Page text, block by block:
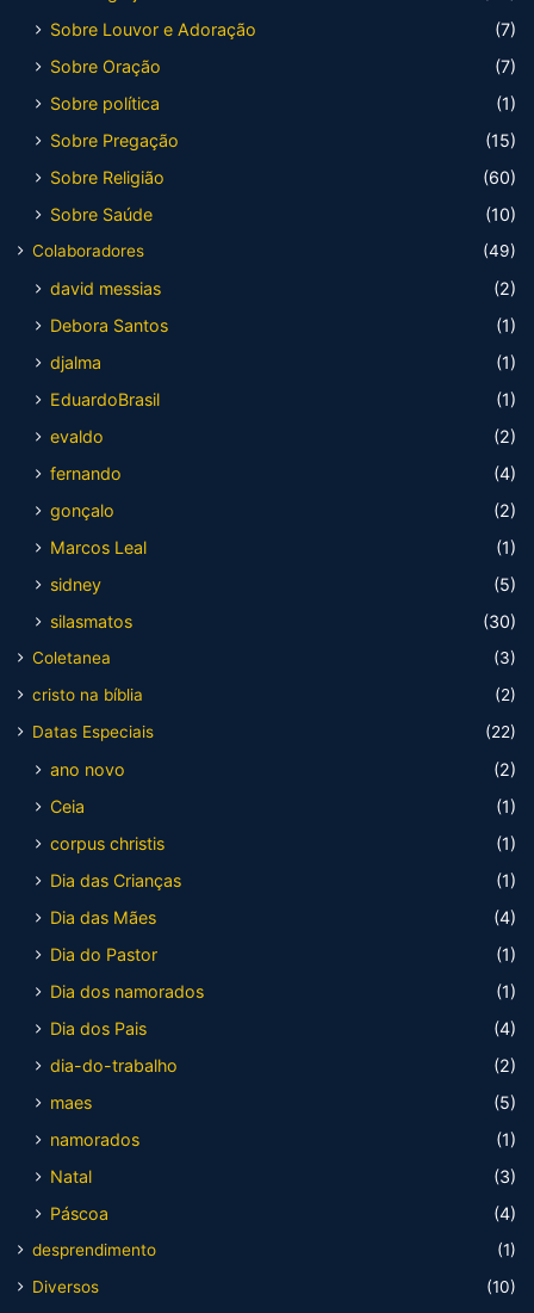
Sobre Louvor e Adoração
(7)
Sobre Oração
(7)
Sobre política
(1)
Sobre Pregação
(15)
Sobre Religião
(60)
Sobre Saúde
(10)
Colaboradores (49)
david messias
(2)
Debora Santos
(1)
djalma
(1)
EduardoBrasil
(1)
evaldo
(2)
fernando
(4)
gonçalo
(2)
Marcos Leal
(1)
sidney
(5)
silasmatos
(30)
Coletanea
(3)
cristo na bíblia
(2)
Datas Especiais
(22)
ano novo
(2)
Ceia
(1)
corpus christis
(1)
Dia das Crianças
(1)
Dia das Mães
(4)
Dia do Pastor
(1)
Dia dos namorados
(1)
Dia dos Pais
(4)
dia-do-trabalho
(2)
maes
(5)
namorados
(1)
Natal
(3)
Páscoa
(4)
desprendimento
(1)
Diversos
(10)